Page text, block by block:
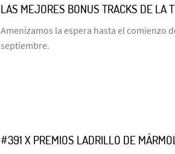
LAS MEJORES BONUS TRACKS DE LA
Amenizamos la espera hasta el comienzo
septiembre.
#391 X PREMIOS LADRILLO DE